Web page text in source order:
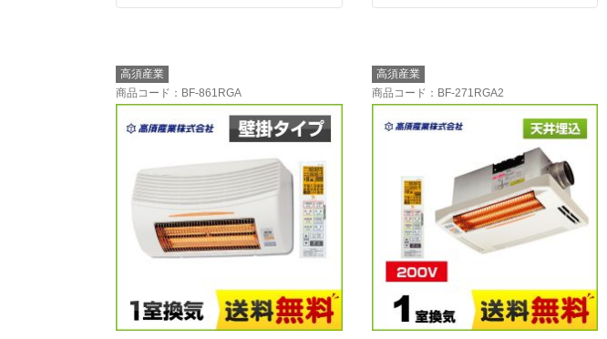
高須産業
商品コード ：BF-861RGA
高須産業
商品コード ：BF-271RGA2